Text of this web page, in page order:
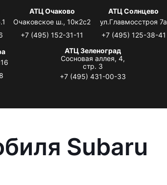
АТЦ Очаково
Очаковское ш., 10к2с2
+7 (495) 152-31-11
АТЦ Солнцево
ул.Главмосстроя 7а
+7 (495) 125-38-41
АТЦ Зеленоград
Сосновая аллея, 4,
стр. 3
+7 (495) 431-00-33
Subaru